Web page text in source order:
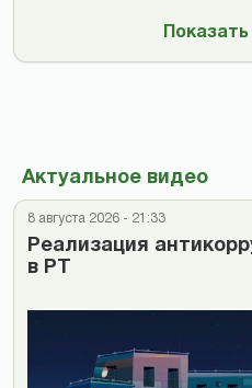
Актуальное видео
8 августа 2026 - 21:33
Реализация
в РТ